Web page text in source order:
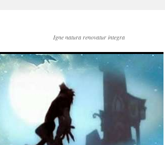
Igne natura renovatur integra